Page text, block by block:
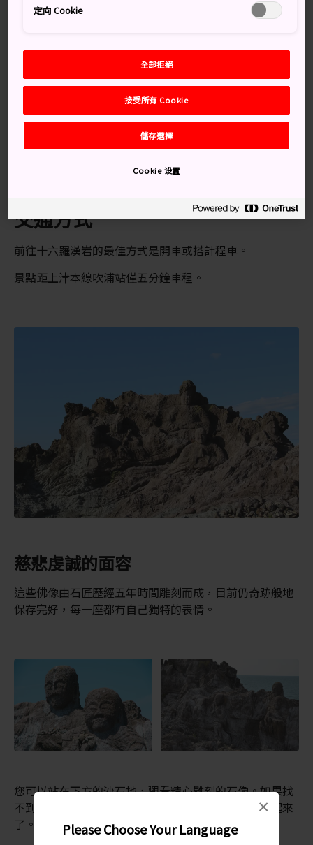
Please Choose Your Language
×
別錯過
22 座紀念當地罹難漁民的獨特雕像
七月下旬的年度紀念活動，以及晚間的雕像點亮
從見晴瞭望丘眺望雕像美景
交通方式
前往十六羅漢岩的最佳方式是開車或搭計程車。
景點距上津本線吹浦站僅五分鐘車程。
慈悲虔誠的面容
這些佛像由石匠歷經五年時間雕刻而成，目前仍奇跡般地
保存完好，每一座都有自己獨特的表情。
您可以站在下方的沙石地，觀看精心雕刻的石像。如果找
不到全部佛像也別納悶，因為其中幾座已被嚴密保存起來
了。
定向 Cookie
全部拒絕
接受所有 Cookie
儲存選擇
Cookie 设置